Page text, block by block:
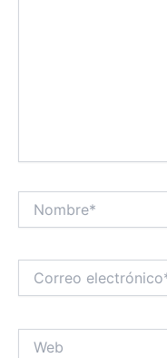
Correo
electrónico*